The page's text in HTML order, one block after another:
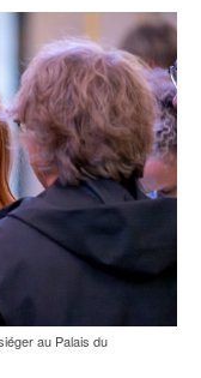
au Palais du